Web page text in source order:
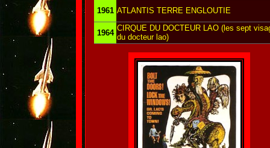
1961 ATLANTIS TERRE ENGLOUTIE
1964
CIRQUE DU DOCTEUR LAO (les sept
du docteur lao)